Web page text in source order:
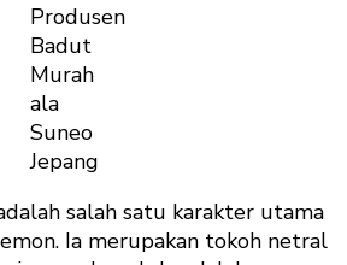
Produsen
Badut
Murah
ala
Suneo
Jepang
salah satu karakter utama
Ia merupakan tokoh netral